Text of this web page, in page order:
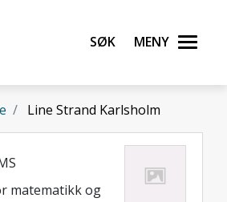
universitet
Søk Meny
Line Strand Karlsholm
matematikk og